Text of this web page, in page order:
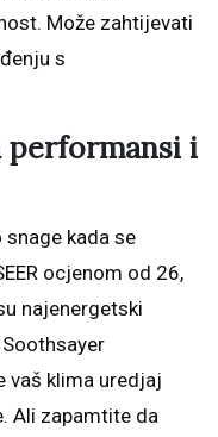
Može zahtijevati
s
performansi i
kada se
ocjenom od 26,
najenergetski
vaš klima uredjaj
Ali zapamtite da